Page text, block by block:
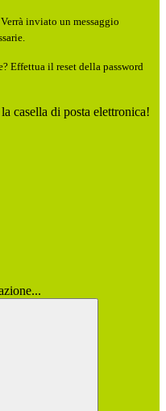
Verrà inviato un messaggio
Effettua il reset della password
casella di posta elettronica!